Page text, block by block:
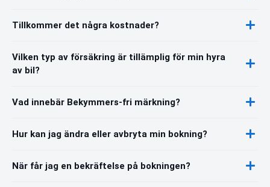
Tillkommer det några kostnader?
Vilken typ av försäkring är tillämplig för min hyra
av bil?
Vad innebär Bekymmers-fri märkning?
Hur kan jag ändra eller avbryta min bokning?
När får jag en bekräftelse på bokningen?